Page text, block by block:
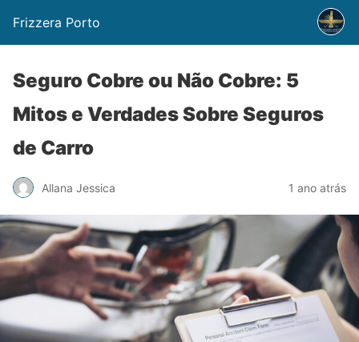
Frizzera Porto
Seguro Cobre ou Não Cobre: 5
Mitos e Verdades Sobre Seguros
de Carro
Allana Jessica 1 ano atrás